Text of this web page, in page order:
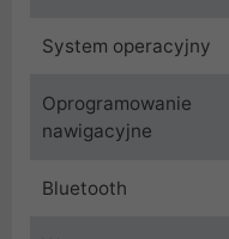
System operacyjny
Oprogramowanie
nawigacyjne
Bluetooth